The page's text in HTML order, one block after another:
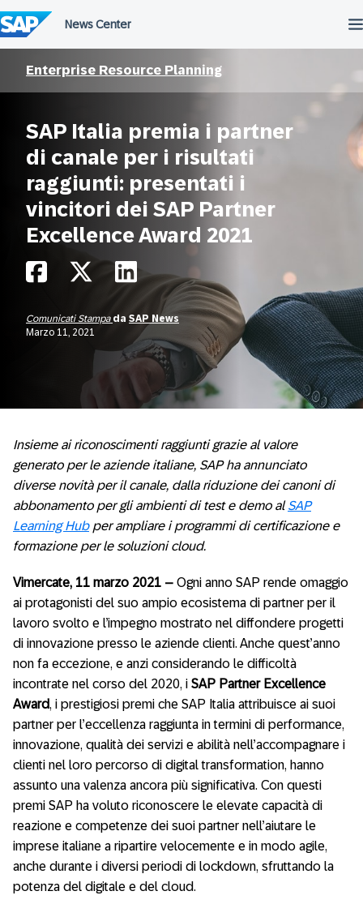
al
contenuto
Enterprise Resource Planning
SAP Italia premia i partner
di canale per i risultati
raggiunti: presentati i
vincitori dei SAP Partner
Excellence Award 2021
Comunicati Stampa da SAP News
Marzo 11, 2021
Insieme ai riconoscimenti raggiunti grazie al valore
generato per le aziende italiane, SAP ha annunciato
diverse novità per il canale, dalla riduzione dei canoni di
abbonamento per gli ambienti di test e demo alSAP
Learning Hubper ampliare i programmi di certificazione e
formazione per le soluzioni cloud.
Vimercate, 11 marzo 2021 – Ogni anno SAP rende omaggio
ai protagonisti del suo ampio ecosistema di partner per il
lavoro svolto e l’impegno mostrato nel diffondere progetti
di innovazione presso le aziende clienti. Anche quest’anno
non fa eccezione, e anzi considerando le difficoltà
incontrate nel corso del 2020, i SAP Partner Excellence
Award, i prestigiosi premi che SAP Italia attribuisce ai suoi
partner per l’eccellenza raggiunta in termini di performance,
innovazione, qualità dei servizi e abilità nell’accompagnare i
clienti nel loro percorso di digital transformation, hanno
assunto una valenza ancora più significativa. Con questi
premi SAP ha voluto riconoscere le elevate capacità di
reazione e competenze dei suoi partner nell’aiutare le
imprese italiane a ripartire velocemente e in modo agile,
anche durante i diversi periodi di lockdown, sfruttando la
potenza del digitale e del cloud.